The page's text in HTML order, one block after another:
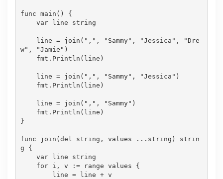
func main() {
var line string
    line =
join ( "," , "Sammy" , "Jessica" ,
"Dre
w" , "Jamie" )
    line =
join ( "," , "Sammy" , "Jessica" )
    line =
join ( "," , "Sammy" )
}
func join (del string , values ... string ) strin
g {
var line string
for i, v := range values {